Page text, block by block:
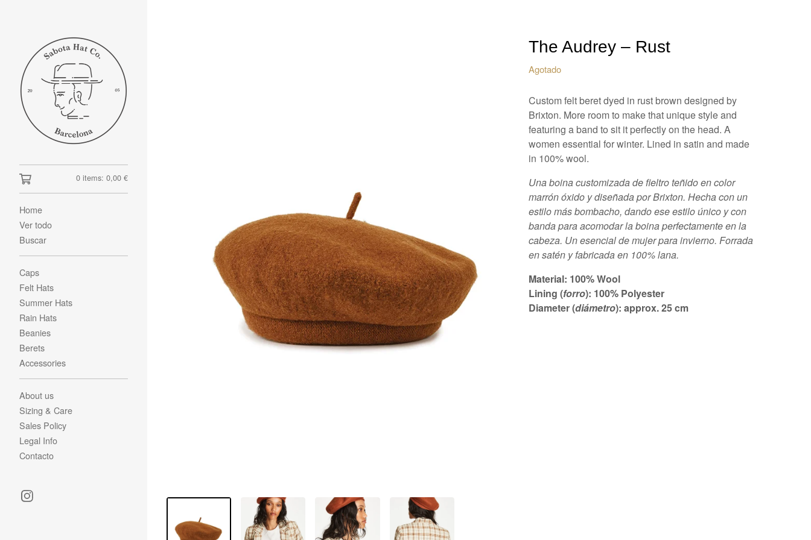
0 items: 0,00 €
Home
Ver todo
Buscar
Caps
Felt Hats
Summer Hats
Rain Hats
Beanies
Berets
Accessories
About us
Sizing & Care
Sales Policy
Legal Info
Contacto
The Audrey – Rust
Agotado
Custom felt beret dyed in rust brown designed by
Brixton. More room to make that unique style and
featuring a band to sit it perfectly on the head. A
women essential for winter. Lined in satin and made
in 100% wool.
Una boina customizada de fieltro teñido en color
marrón óxido y diseñada por Brixton. Hecha con un
estilo más bombacho, dando ese estilo único y con
banda para acomodar la boina perfectamente en la
cabeza. Un esencial de mujer para invierno. Forrada
en satén y fabricada en 100% lana.
Material: 100% Wool
Lining (forro): 100% Polyester
Diameter (diámetro): approx. 25 cm